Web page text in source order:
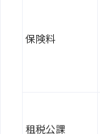
保険料
租税公課